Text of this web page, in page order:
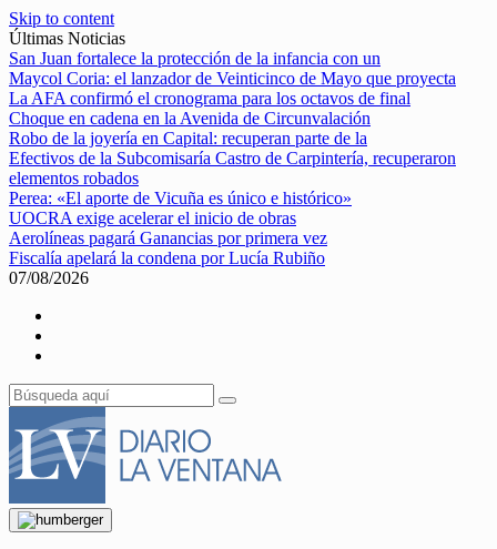
Skip to content
Últimas Noticias
San Juan fortalece la protección de la infancia con un
Maycol Coria: el lanzador de Veinticinco de Mayo que proyecta
La AFA confirmó el cronograma para los octavos de final
Choque en cadena en la Avenida de Circunvalación
Robo de la joyería en Capital: recuperan parte de la
Efectivos de la Subcomisaría Castro de Carpintería, recuperaron
elementos robados
Perea: «El aporte de Vicuña es único e histórico»
UOCRA exige acelerar el inicio de obras
Aerolíneas pagará Ganancias por primera vez
Fiscalía apelará la condena por Lucía Rubiño
07/08/2026